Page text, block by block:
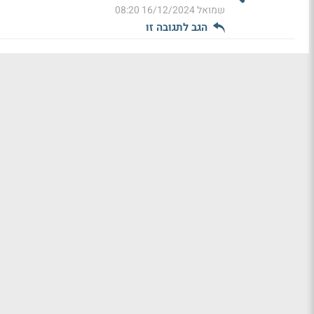
שמואל16/12/2024 08:20
הגב לתגובה זו